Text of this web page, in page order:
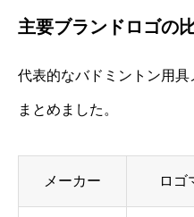
主要ブランドロゴの
代表的なバドミントン用
まとめました。
メーカー ロゴ